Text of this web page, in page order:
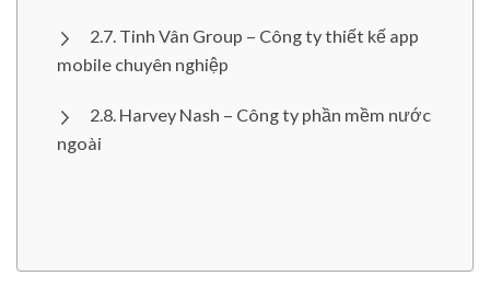
Tinh Vân Group – Công ty thiết kế app
mobile chuyên nghiệp
Harvey Nash – Công ty phần mềm nước
ngoài